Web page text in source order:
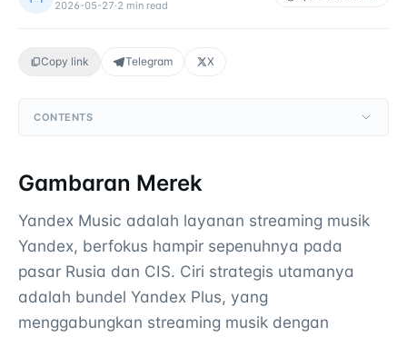
2026-05-27·2 min read
Copy link Telegram X
CONTENTS
Gambaran Merek
Yandex Music adalah layanan streaming musik
Yandex, berfokus hampir sepenuhnya pada
pasar Rusia dan CIS. Ciri strategis utamanya
adalah bundel Yandex Plus, yang
menggabungkan streaming musik dengan